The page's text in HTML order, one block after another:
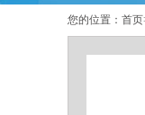
您的位置：首页